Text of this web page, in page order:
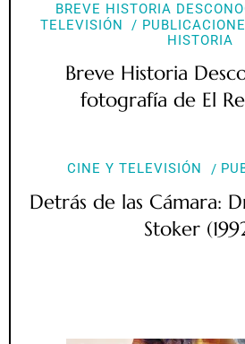
BREVE HISTORIA
TELEVISIÓN
HISTORIA
Breve Historia
fotografía de El
CINE Y TELEVISIÓN
Detrás de las Cámara:
Stoker